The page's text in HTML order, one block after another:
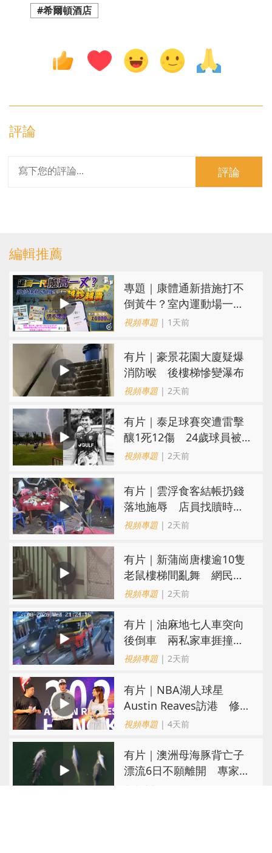
#希爾頓酒店
評論
評論
編輯推薦
專題｜康體通新措施打不
倒黃牛？室內運動場一場
難求越炒越貴
視頻專題| 1天前
有片｜豪景花園大廈疑爆
消防喉 後樓梯慘變瀑布
視頻專題| 2天前
有片｜泰足球賽突遭雷擊
釀1死12傷 24歲球員被
閃電劈中亡
視頻專題| 2天前
​有片｜雲浮食客結帳扔錢
落地施辱 店員找贖時還
施彼身獲老闆肯定
視頻專題| 2天前
有片｜新蒲崗唐樓逾10隻
老鼠樓梯間亂舞 網民嚇
親：每次經過都要好大勇
視頻專題| 2天前
有片｜油麻地七人車突向
後倒車 兩私家車捱撞
司機不顧而去
視頻專題| 2天前
有片｜NBA湖人球星
Austin Reaves訪港 修
頓與青少年交流球技
視頻專題| 4天前
有片｜澳洲母海豚背亡子
漂流6日不願離開 專家：
極度悲傷下的哀悼行為
視頻專題